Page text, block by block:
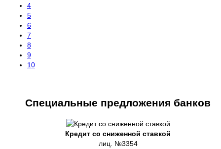
4
5
6
7
8
9
10
Специальные предложения банков
Кредит со сниженной ставкой
лиц. №3354